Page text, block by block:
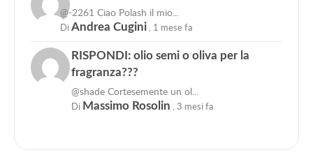
@-2261 Ciao Polash il mio...
DiAndrea Cugini , 1 mese fa
RISPONDI: olio semi o oliva per la
fragranza???
@shade Cortesemente un ol...
Di Massimo Rosolin , 3 mesi fa